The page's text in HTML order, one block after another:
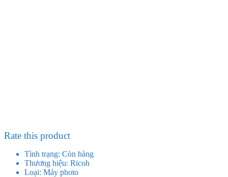
Rate this product
Tình trạng: Còn hàng
Thương hiệu: Ricoh
Loại: Máy photo